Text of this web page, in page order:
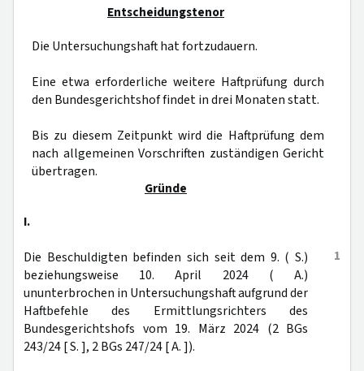
Entscheidungstenor
Die Untersuchungshaft hat fortzudauern.
Eine etwa erforderliche weitere Haftprüfung durch
den Bundesgerichtshof findet in drei Monaten statt.
Bis zu diesem Zeitpunkt wird die Haftprüfung dem
nach allgemeinen Vorschriften zuständigen Gericht
übertragen.
Gründe
I.
1
Die Beschuldigten befinden sich seit dem 9. ( S.)
beziehungsweise 10. April 2024 ( A.)
ununterbrochen in Untersuchungshaft aufgrund der
Haftbefehle des Ermittlungsrichters des
Bundesgerichtshofs vom 19. März 2024 (2 BGs
243/24 [ S. ], 2 BGs 247/24 [ A. ]).